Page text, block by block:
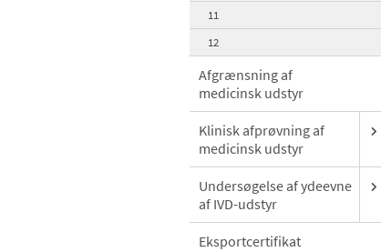
11
12
Afgrænsning af
medicinsk udstyr
Klinisk afprøvning af
medicinsk udstyr
Undersøgelse af ydeevne
af IVD-udstyr
Eksportcertifikat